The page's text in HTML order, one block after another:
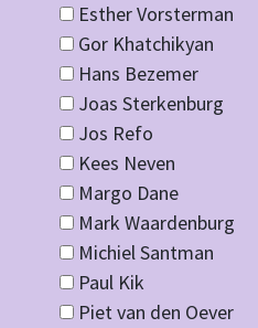
Esther Vorsterman
Gor Khatchikyan
Hans Bezemer
Joas Sterkenburg
Jos Refo
Kees Neven
Margo Dane
Mark Waardenburg
Michiel Santman
Paul Kik
Piet van den Oever